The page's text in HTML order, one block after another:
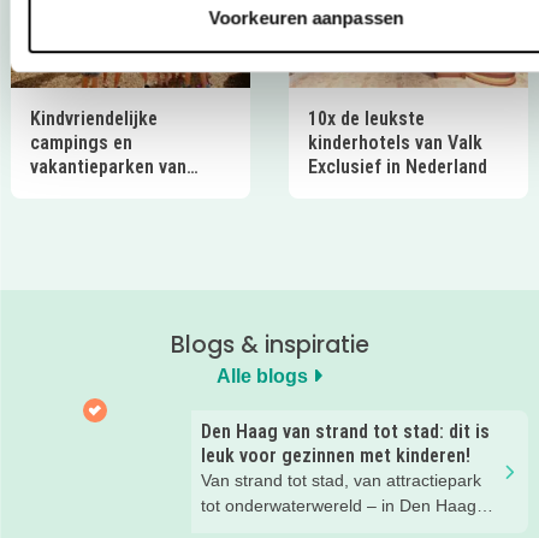
Voorkeuren aanpassen
Kindvriendelijke
campings en
vakantieparken van
10x de leukste
kinderhotels van Valk
Exclusief in Nederland
Blogs & inspiratie
Alle blogs
Den Haag van strand tot stad: dit is
leuk voor gezinnen met kinderen!
Van strand tot stad, van attractiepark
tot onderwaterwereld – in Den Haag